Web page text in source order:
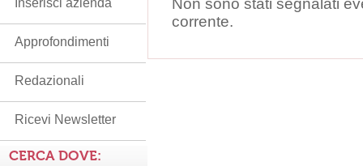
Non sono stati segnalati
corrente.
Inserisci azienda
Approfondimenti
Redazionali
Ricevi Newsletter
CERCA DOVE: